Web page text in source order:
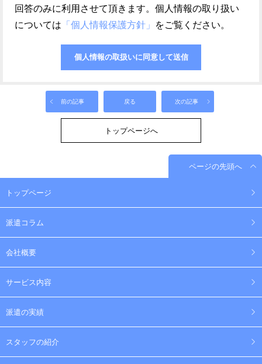
回答のみに利用させて頂きます。個人情報の取り扱い
については 「個人情報保護方針」 をご覧ください。
前の記事 戻る 次の記事
トップページへ
ページの先頭へ
トップページ
派遣コラム
会社概要
サービス内容
派遣の実績
スタッフの紹介